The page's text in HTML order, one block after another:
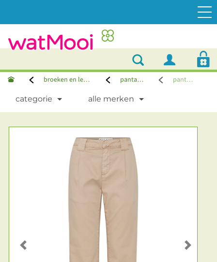
broeken en leggings pantalons pantalon
categorie alle merken
Previous Next